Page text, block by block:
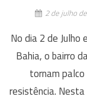
2 de julho
No dia 2 de Julho
Bahia, o bairro
tornam
resistência.